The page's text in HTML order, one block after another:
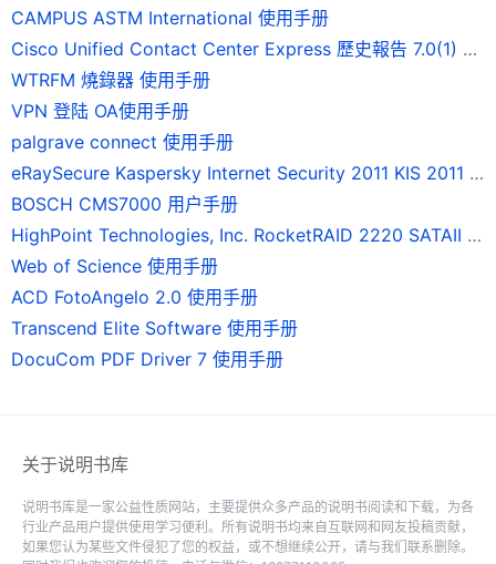
CAMPUS ASTM International 使用手册
Cisco Unified Contact Center Express 歷史報告 7.0(1) 版使用手冊
WTRFM 燒錄器 使用手册
VPN 登陆 OA使用手册
palgrave connect 使用手册
eRaySecure Kaspersky Internet Security 2011 KIS 2011 使用手册
BOSCH CMS7000 用户手册
HighPoint Technologies, Inc. RocketRAID 2220 SATAII 磁碟陣列卡 使用手冊
Web of Science 使用手册
ACD FotoAngelo 2.0 使用手册
Transcend Elite Software 使用手册
DocuCom PDF Driver 7 使用手册
关于说明书库
说明书库是一家公益性质网站，主要提供众多产品的说明书阅读和下载，为各
行业产品用户提供使用学习便利。所有说明书均来自互联网和网友投稿贡献，
如果您认为某些文件侵犯了您的权益，或不想继续公开，请与我们联系删除。